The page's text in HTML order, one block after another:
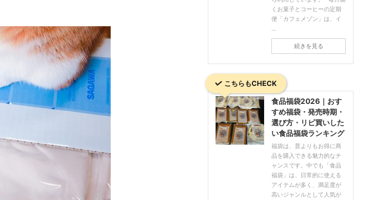
くお菓子とコーヒーの定期
便「カフェメゾン」は、イ
...
続きを見る
こちらもCHECK
食品福袋2026｜おす
すめ福袋・発売時期・
選び方・リピ買いした
い食品福袋ランキング
福袋は、普よりもお得に商
品を購入できる魅力的なチ
ャンスです。中でも「食品
福袋」は、日常的に使える
アイテムが多く、満足度が
高いジャンルとして人気が